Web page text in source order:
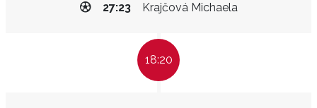
Krajčová Michaela
27:23
18:20